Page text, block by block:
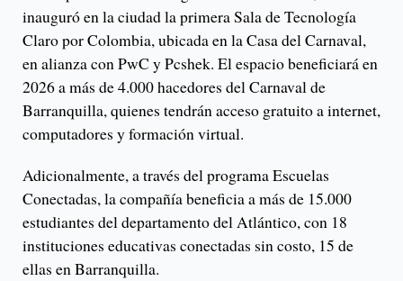
inauguró en la ciudad la primera Sala de Tecnología
Claro por Colombia, ubicada en la Casa del Carnaval,
en alianza con PwC y Pcshek. El espacio beneficiará en
2026 a más de 4.000 hacedores del Carnaval de
Barranquilla, quienes tendrán acceso gratuito a internet,
computadores y formación virtual.
Adicionalmente, a través del programa Escuelas
Conectadas, la compañía beneficia a más de 15.000
estudiantes del departamento del Atlántico, con 18
instituciones educativas conectadas sin costo, 15 de
ellas en Barranquilla.